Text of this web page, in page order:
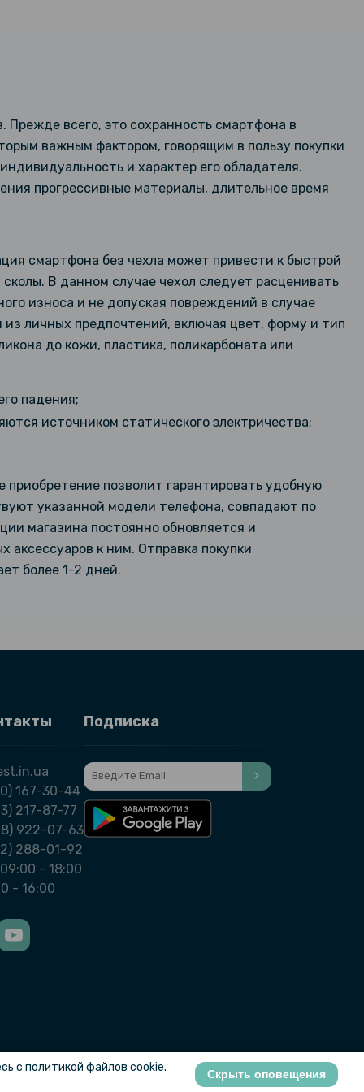
всего, это сохранность смартфона в
важным фактором, говорящим в пользу покупки
и характер его обладателя.
прогрессивные материалы, длительное время
смартфона без чехла может привести к быстрой
В данном случае чехол следует расценивать
износа и не допуская повреждений в случае
личных предпочтений, включая цвет, форму и тип
до кожи, пластика, поликарбоната или
падения;
источником статического электричества;
позволит гарантировать удобную
указанной модели телефона, совпадают по
магазина постоянно обновляется и
к ним. Отправка покупки
более 1-2 дней.
167-30-44
217-87-77
922-07-63
288-01-92
- 18:00
- 16:00
Подписка
с политикой файлов cookie. Скрыть оповещения